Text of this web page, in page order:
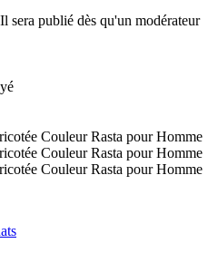
sera publié dès qu'un modérateur